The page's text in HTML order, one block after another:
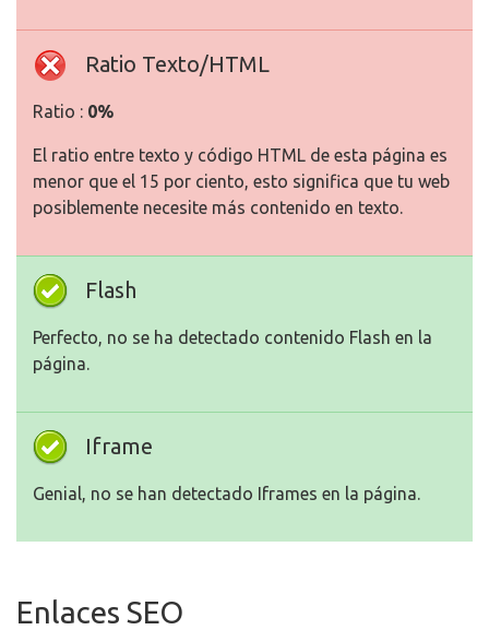
Ratio Texto/HTML
Ratio : 0%
El ratio entre texto y código HTML de esta página es
menor que el 15 por ciento, esto significa que tu web
posiblemente necesite más contenido en texto.
Flash
Perfecto, no se ha detectado contenido Flash en la
página.
Iframe
Genial, no se han detectado Iframes en la página.
Enlaces SEO